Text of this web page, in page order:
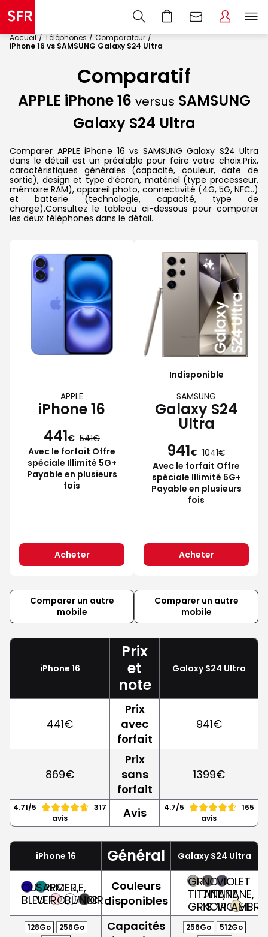
Accueil Téléphones
Comparateur
iPhone 16 vs SAMSUNG Galaxy S24 Ultra
Comparatif
APPLE iPhone 16 versus SAMSUNG
Galaxy S24 Ultra
Comparer APPLE iPhone 16 vs SAMSUNG Galaxy S24 Ultra
dans le détail est un préalable pour faire votre choix.Prix,
caractéristiques générales (capacité, couleur, date de
sortie), design et type d’écran, matériel (type processeur,
mémoire RAM), appareil photo, connectivité (4G, 5G, NFC..)
et batterie (technologie, capacité, type de
charge).Consultez le tableau ci-dessous pour comparer
les deux téléphones dans le détail.
APPLE
iPhone 16
441€ 541
Avec le forfait Offre
spéciale Illimité 5G+
Payable en plusieurs
fois
Acheter
Indisponible
SAMSUNG
Galaxy S24
Ultra
941€ 1041
Avec le forfait Offre
spéciale Illimité 5G+
Payable en plusieurs
fois
Acheter
Comparer un autre
mobile
Comparer un autre
mobile
iPhone 16
Prix
et
note
Galaxy S24 Ultra
441€
Prix
avec
forfait
941€
869€
Prix
sans
forfait
1399€
4.71/5
317
avis
Avis 4.7/5
165
avis
iPhone 16 Général Galaxy S24 Ultra
OUTREMER,
BLEU
SARCELLE,
VERTROSEBLANC
NOIR
Couleurs
disponibles
GRIS
TITANE,
GRIS
NOIR
TITANE,
NOIR
VIOLET
TITANE,
VIOLET
AMBRE
128Go
256Go
Capacités
256Go
512Go